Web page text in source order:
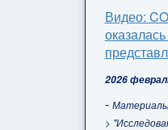
Видео:
2026
- Материалы
>